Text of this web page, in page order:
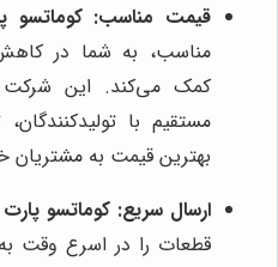
قیمت مناسب: کوماتسو
مناسب، به شما در
کمک می‌کند. این شرکت
مستقیم با
بهترین قیمت به مشتریان
ارسال سریع: کوماتسو پارت
قطعات را در اسرع وقت